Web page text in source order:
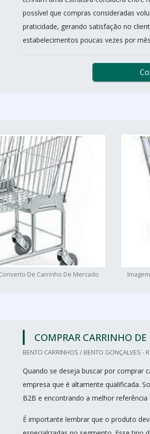
possível que compras consideradas
praticidade, gerando satisfação no
estabelecimentos poucas vezes por
De Carrinho De Mercado
COMPRAR CARRINHO DE
BENTO CARRINHOS / BENTO GONÇALVES -
Quando se deseja buscar por comprar
empresa que é altamente qualificada.
B2B e encontrando a melhor
É importante lembrar que o produto